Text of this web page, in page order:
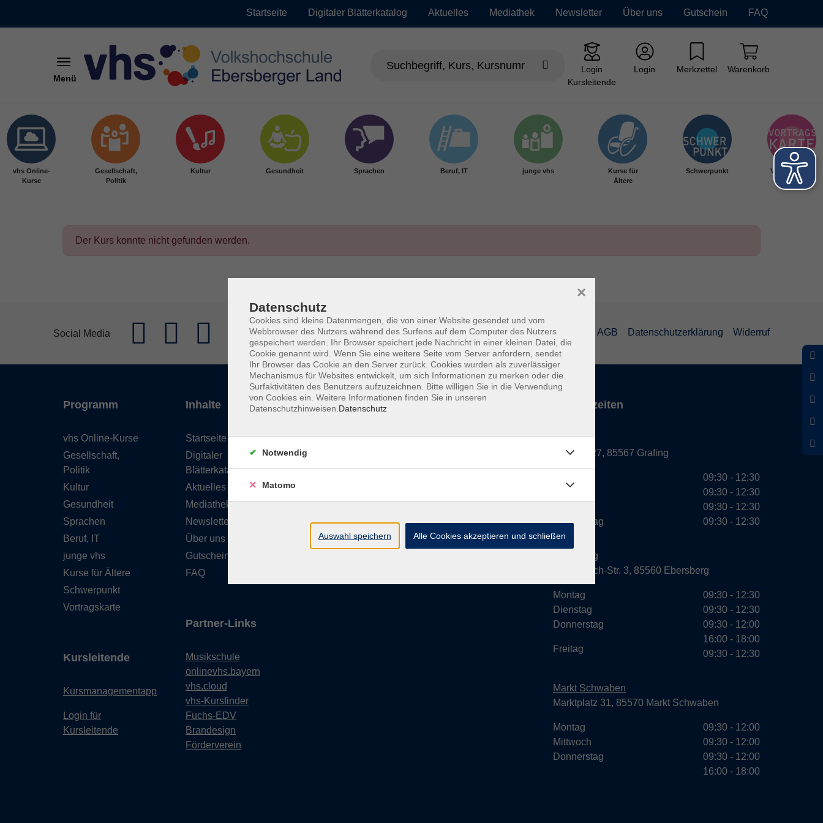
Startseite Digitaler Blätterkatalog Aktuelles Mediathek Newsletter Über uns Gutschein FAQ
Menü
Login
Kursleitende
Login Merkzettel Warenkorb
vhs Online-
Kurse
Gesellschaft,
Politik
Kultur Gesundheit Sprachen Beruf, IT junge vhs
Kurse für
Ältere
Schwerpunkt Vortragskarte
Der Kurs konnte nicht gefunden werden.
Social Media Barrierefreiheit Lage & Routenplan Impressum AGB Datenschutzerklärung Widerruf
Programm
vhs Online-Kurse
Gesellschaft,
Politik
Kultur
Gesundheit
Sprachen
Beruf, IT
junge vhs
Kurse für Ältere
Schwerpunkt
Vortragskarte
Kursleitende
Kursmanagementapp
Login für
Kursleitende
Inhalte
Startseite
Digitaler
Blätterkatalog
Aktuelles
Mediathek
Newsletter
Über uns
Gutschein
FAQ
Partner-Links
Musikschule
onlinevhs.bayern
vhs.cloud
vhs-Kursfinder
Fuchs-EDV
Brandesign
Förderverein
Volkshochschule Ebersberger Land im
Servicezeiten
Grafing
Griesstr. 27, 85567 Grafing
Donnerstag
09:30 - 12:30
09:30 - 12:30
09:30 - 12:30
09:30 - 12:30
Ebersberg
Dr.-Wintrich-Str. 3, 85560 Ebersberg
Montag
Dienstag
Donnerstag
Freitag
09:30 - 12:30
09:30 - 12:30
09:30 - 12:00
16:00 - 18:00
09:30 - 12:30
Markt Schwaben
Marktplatz 31, 85570 Markt Schwaben
Montag
Mittwoch
Donnerstag
09:30 - 12:00
09:30 - 12:00
09:30 - 12:00
16:00 - 18:00
Datenschutz
Cookies sind kleine Datenmengen, die von einer Website gesendet und vom
Webbrowser des Nutzers während des Surfens auf dem Computer des Nutzers
gespeichert werden. Ihr Browser speichert jede Nachricht in einer kleinen Datei, die
Cookie genannt wird. Wenn Sie eine weitere Seite vom Server anfordern, sendet
Ihr Browser das Cookie an den Server zurück. Cookies wurden als zuverlässiger
Mechanismus für Websites entwickelt, um sich Informationen zu merken oder die
Surfaktivitäten des Benutzers aufzuzeichnen. Bitte willigen Sie in die Verwendung
von Cookies ein. Weitere Informationen finden Sie in unseren
Datenschutzhinweisen. Datenschutz
×
Notwendig
Matomo
Auswahl speichern Alle Cookies akzeptieren und schließen